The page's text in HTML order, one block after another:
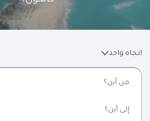
اتجاه واحد
من أين؟
إلى أين؟